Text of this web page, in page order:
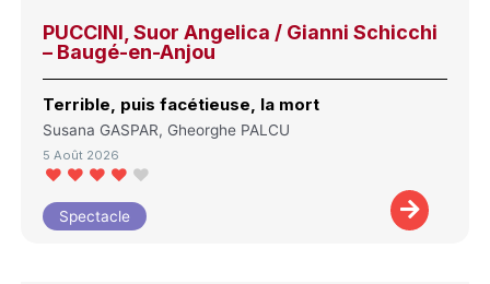
PUCCINI, Suor Angelica / Gianni Schicchi
– Baugé-en-Anjou
Terrible, puis facétieuse, la mort
Susana GASPAR, Gheorghe PALCU
5 Août 2026
Spectacle